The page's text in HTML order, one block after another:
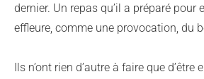
dernier. Un repas qu’il a préparé pour
effleure, comme une provocation, du
Ils n’ont rien d’autre à faire que d’être